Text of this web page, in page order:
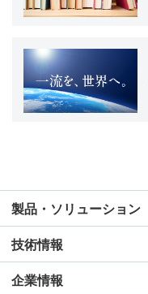
製品・ソリューション
技術情報
企業情報